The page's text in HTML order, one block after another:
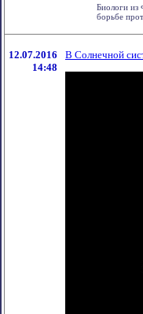
Биологи из
борьбе
12.07.2016
14:48
В Солнечной